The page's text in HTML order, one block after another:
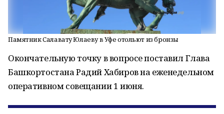
Памятник Салавату Юлаеву в Уфе отольют из бронзы
Окончательную точку в вопросе поставил Глава
Башкортостана Радий Хабиров на еженедельном
оперативном совещании 1 июня.